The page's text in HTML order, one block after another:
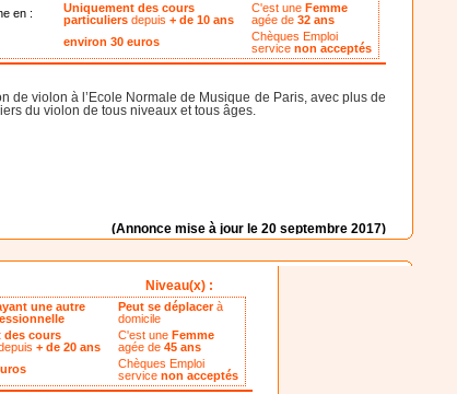
en :
Uniquement des cours
particuliers depuis+ de 10 ans
C'est une Femme
agée de32 ans
environ 30 euros
Chèques Emploi
servicenon acceptés
de violon à l’Ecole Normale de Musique de Paris, avec plus de
du violon de tous niveaux et tous âges.
(Annonce mise à jour le 20 septembre 2017)
Niveau(x) :
une autre
Peut se déplacerà
domicile
des cours
+ de 20 ans
C'est une Femme
agée de45 ans
Chèques Emploi
servicenon acceptés